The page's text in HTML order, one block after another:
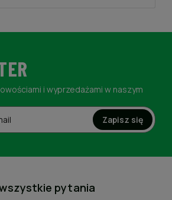
i wyprzedażami w naszym
Zapisz się
pytania